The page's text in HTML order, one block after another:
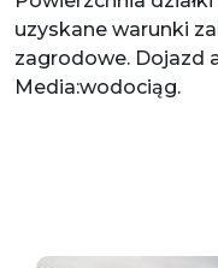
uzyskane warunki
zagrodowe. Dojazd
Media:wodociąg.